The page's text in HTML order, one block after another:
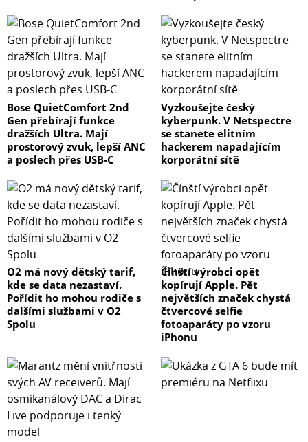
Bose QuietComfort 2nd
Gen přebírají funkce
dražších Ultra. Mají
prostorový zvuk, lepší ANC
a poslech přes USB-C
Vyzkoušejte český
kyberpunk. V Netspectre
se stanete elitním
hackerem napadajícím
korporátní sítě
O2 má nový dětský tarif,
kde se data nezastaví.
Pořídit ho mohou rodiče s
dalšími službami v O2
Spolu
Čínští výrobci opět
kopírují Apple. Pět
největších značek chystá
čtvercové selfie
fotoaparáty po vzoru
iPhonu